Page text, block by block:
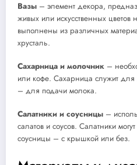
Вазы – элемент декора,
живых или искусственных цветов
выполнены из различных
хрусталь.
Сахарница и молочник –
или кофе. Сахарница служит
– для подачи молока.
Салатники и соусницы –
салатов и соусов. Салатники
соусницы – с крышкой или без.